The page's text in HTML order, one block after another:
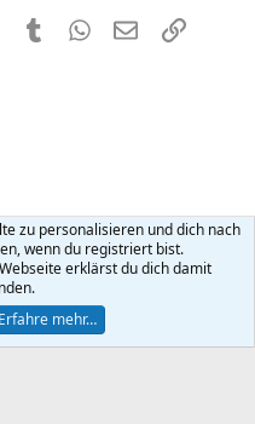
PinterestTumblr WhatsApp
E-MailLink
Hilfe
R
XenForo Ltd.
zu personalisieren und dich nach
wenn du registriert bist.
erklärst du dich damit
Erfahre mehr…